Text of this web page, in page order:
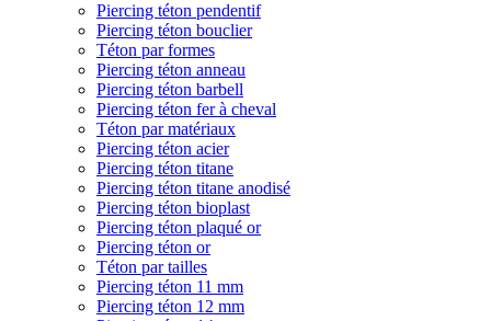
Piercing téton pendentif
Piercing téton bouclier
Téton par formes
Piercing téton anneau
Piercing téton barbell
Piercing téton fer à cheval
Téton par matériaux
Piercing téton acier
Piercing téton titane
Piercing téton titane anodisé
Piercing téton bioplast
Piercing téton plaqué or
Piercing téton or
Téton par tailles
Piercing téton 11 mm
Piercing téton 12 mm